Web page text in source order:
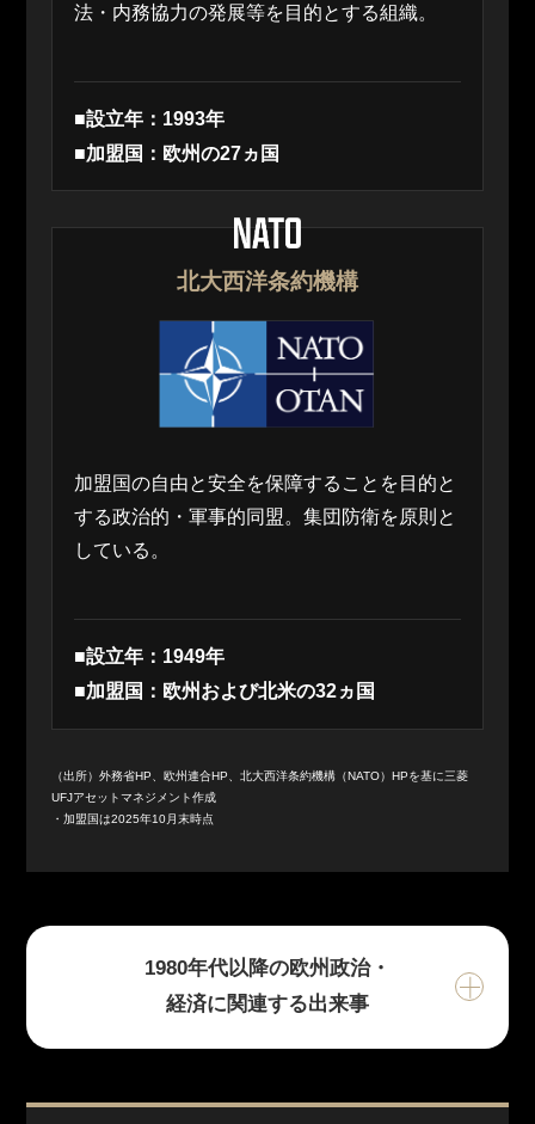
法・内務協力の発展等を目的とする組織。
■設立年：1993年
■加盟国：欧州の27ヵ国
北大西洋条約機構
加盟国の自由と安全を保障することを目的と
する政治的・軍事的同盟。集団防衛を原則と
している。
■設立年：1949年
■加盟国：欧州および北米の32ヵ国
（出所）外務省HP、欧州連合HP、北大西洋条約機構（NATO）HPを基に三菱
UFJアセットマネジメント作成
・加盟国は2025年10月末時点
1980年代以降の欧州政治・
経済に関連する出来事